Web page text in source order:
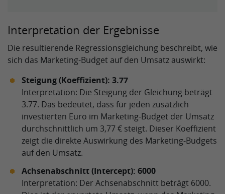
Interpretation der Ergebnisse
Die resultierende Regressionsgleichung beschreibt, wie
sich das Marketing-Budget auf den Umsatz auswirkt:
Steigung (Koeffizient): 3.77
Interpretation: Die Steigung der Gleichung beträgt
3.77. Das bedeutet, dass für jeden zusätzlich
investierten Euro im Marketing-Budget der Umsatz
durchschnittlich um 3,77 € steigt. Dieser Koeffizient
zeigt die direkte Auswirkung des Marketing-Budgets
auf den Umsatz.
Achsenabschnitt (Intercept): 6000
Interpretation: Der Achsenabschnitt beträgt 6000.